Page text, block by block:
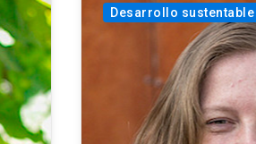
Desarrollo sustentable